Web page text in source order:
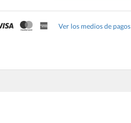
Ver los medios de pagos